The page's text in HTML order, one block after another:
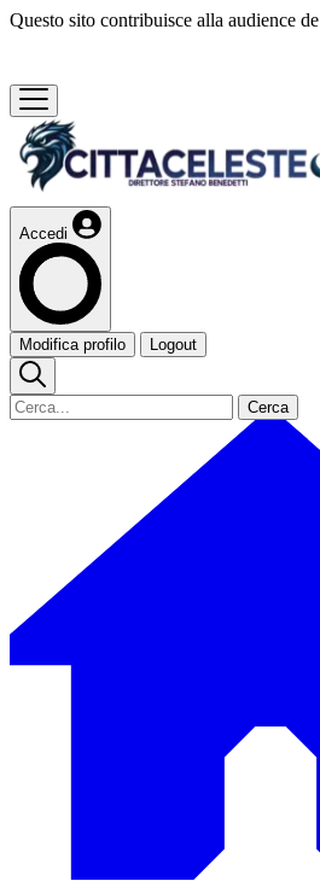
Questo sito contribuisce alla audience de
Accedi
Modifica profilo Logout
Cerca